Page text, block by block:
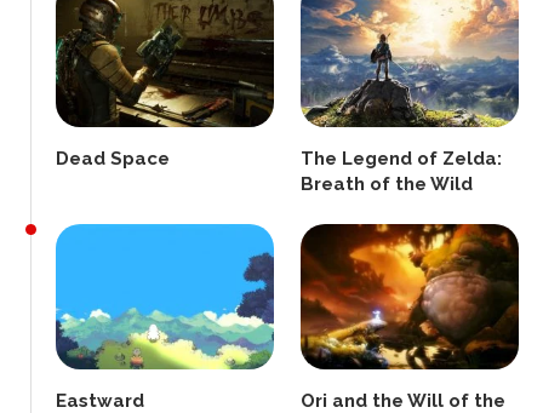
Dead Space
The Legend of Zelda:
Breath of the Wild
Eastward
Ori and the Will of the